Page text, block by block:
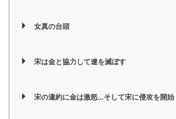
女真の台頭
宋は金と協力して遼を滅ぼす
宋の違約に金は激怒…そして宋に侵攻を開始